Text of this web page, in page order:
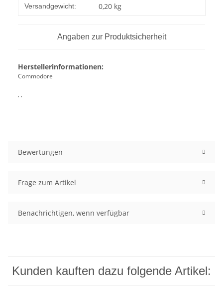
Produkteigenschaft
Wert
Versandgewicht: 0,20 kg
Angaben zur Produktsicherheit
Herstellerinformationen:
Commodore
, ,
Bewertungen
Frage zum Artikel
Benachrichtigen, wenn verfügbar
Kunden kauften dazu folgende Artikel: